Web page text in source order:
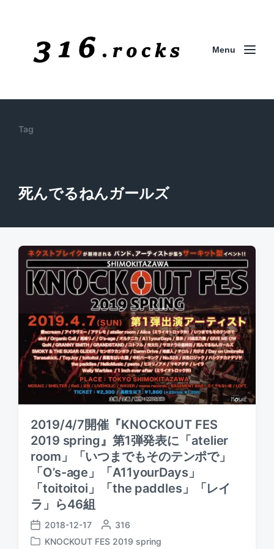
Menu
Tag
死んでるねんガールズ
2019/4/7開催『KNOCKOUT FES
2019 spring』第1弾発表に「atelier
room」「いつまでもそのテンポで」
「O’s-age」「A11yourDays」
「toitoitoi」「the paddles」「レイ
ラ」ら46組
P
o
2018-12-17
P
o
316
P
KNOCKOUT FES 2019 spring